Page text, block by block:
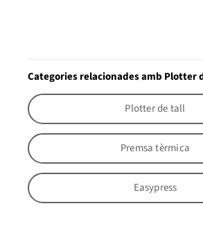
Categories relacionades amb Plotter
Plotter de tall
Premsa tèrmica
Easypress